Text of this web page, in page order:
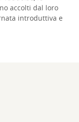
accolti dal loro
introduttiva e